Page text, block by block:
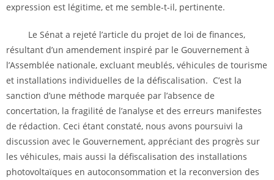
expression est légitime, et me semble-t-il, pertinente.
Le Sénat a rejeté l’article du projet de loi de finances,
résultant d’un amendement inspiré par le Gouvernement à
l’Assemblée nationale, excluant meublés, véhicules de tourisme
et installations individuelles de la défiscalisation. C’est la
sanction d’une méthode marquée par l’absence de
concertation, la fragilité de l’analyse et des erreurs manifestes
de rédaction. Ceci étant constaté, nous avons poursuivi la
discussion avec le Gouvernement, appréciant des progrès sur
les véhicules, mais aussi la défiscalisation des installations
photovoltaïques en autoconsommation et la reconversion des